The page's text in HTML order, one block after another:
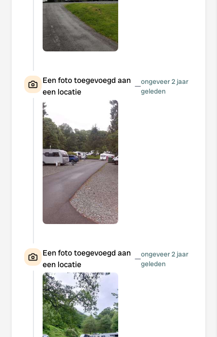
Een foto toegevoegd aan
een locatie
—ongeveer 2 jaar
geleden
Een foto toegevoegd aan
een locatie
—ongeveer 2 jaar
geleden